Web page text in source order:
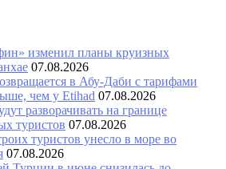
изменил планы круизных
07.08.2026
в Абу-Даби с тарифами
чем у Etihad 07.08.2026
разворачивать на границе
туристов 07.08.2026
туристов унесло в море во
07.08.2026